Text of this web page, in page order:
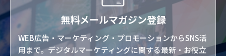
無料メールマガジン登録
WEB広告・マーケティング・プロモーションからSNS活
用まで。デジタルマーケティングに関する最新・お役立